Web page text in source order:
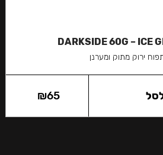
DARKSIDE 60G – ICE
ירוק מתוק ומערנן
₪65